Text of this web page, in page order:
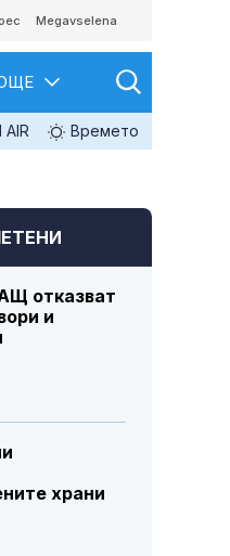
Megavselena
Времето
отказват
и
храни